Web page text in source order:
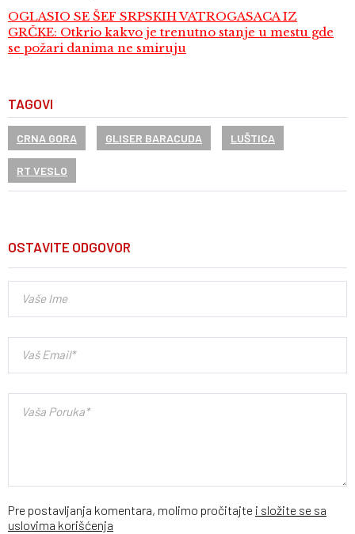
OGLASIO SE ŠEF SRPSKIH VATROGASACA IZ
GRČKE: Otkrio kakvo je trenutno stanje u mestu gde
se požari danima ne smiruju
TAGOVI
CRNA GORA GLISER BARACUDA LUŠTICA
RT VESLO
OSTAVITE ODGOVOR
Pre postavljanja komentara, molimo pročitajte i složite se sa
uslovima korišćenja